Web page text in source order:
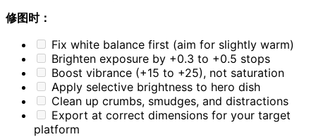
修图时：
Fix white balance first (aim for slightly warm)
Brighten exposure by +0.3 to +0.5 stops
Boost vibrance (+15 to +25), not saturation
Apply selective brightness to hero dish
Clean up crumbs, smudges, and distractions
Export at correct dimensions for your target
platform